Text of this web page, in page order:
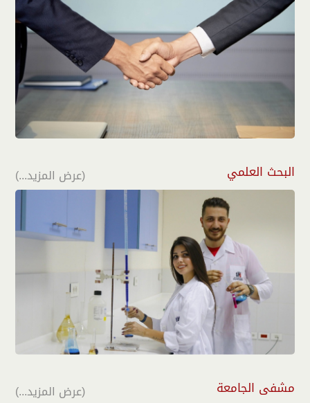
البحث العلمي (عرض المزيد...)
مشفى الجامعة (عرض المزيد...)